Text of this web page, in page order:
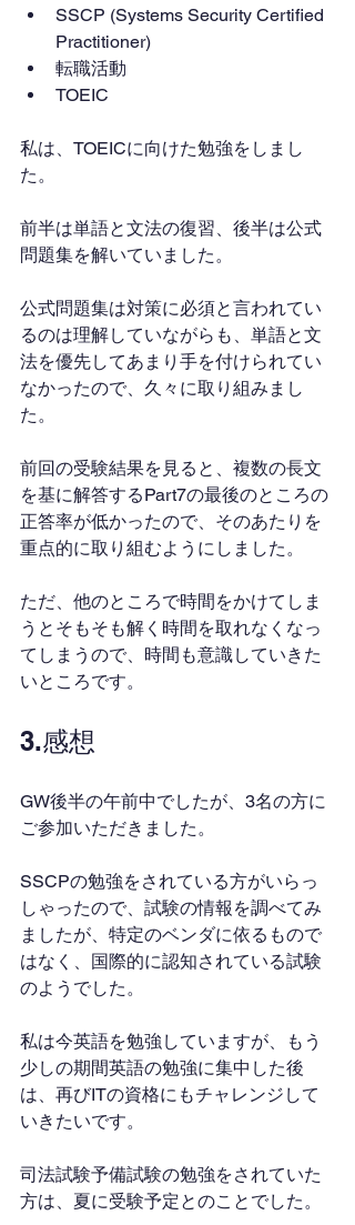
SSCP (Systems Security Certified
Practitioner)
転職活動
TOEIC
私は、TOEICに向けた勉強をしまし
た。
前半は単語と文法の復習、後半は公式
問題集を解いていました。
公式問題集は対策に必須と言われてい
るのは理解していながらも、単語と文
法を優先してあまり手を付けられてい
なかったので、久々に取り組みまし
た。
前回の受験結果を見ると、複数の長文
を基に解答するPart7の最後のところの
正答率が低かったので、そのあたりを
重点的に取り組むようにしました。
ただ、他のところで時間をかけてしま
うとそもそも解く時間を取れなくなっ
てしまうので、時間も意識していきた
いところです。
3.感想
GW後半の午前中でしたが、3名の方に
ご参加いただきました。
SSCPの勉強をされている方がいらっ
しゃったので、試験の情報を調べてみ
ましたが、特定のベンダに依るもので
はなく、国際的に認知されている試験
のようでした。
私は今英語を勉強していますが、もう
少しの期間英語の勉強に集中した後
は、再びITの資格にもチャレンジして
いきたいです。
司法試験予備試験の勉強をされていた
方は、夏に受験予定とのことでした。